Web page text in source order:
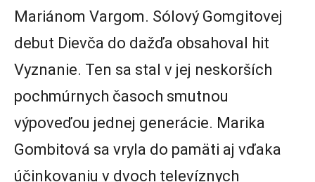
Mariánom Vargom. Sólový Gomgitovej
debut Dievča do dažďa obsahoval hit
Vyznanie. Ten sa stal v jej neskorších
pochmúrnych časoch smutnou
výpoveďou jednej generácie. Marika
Gombitová sa vryla do pamäti aj vďaka
účinkovaniu v dvoch televíznych